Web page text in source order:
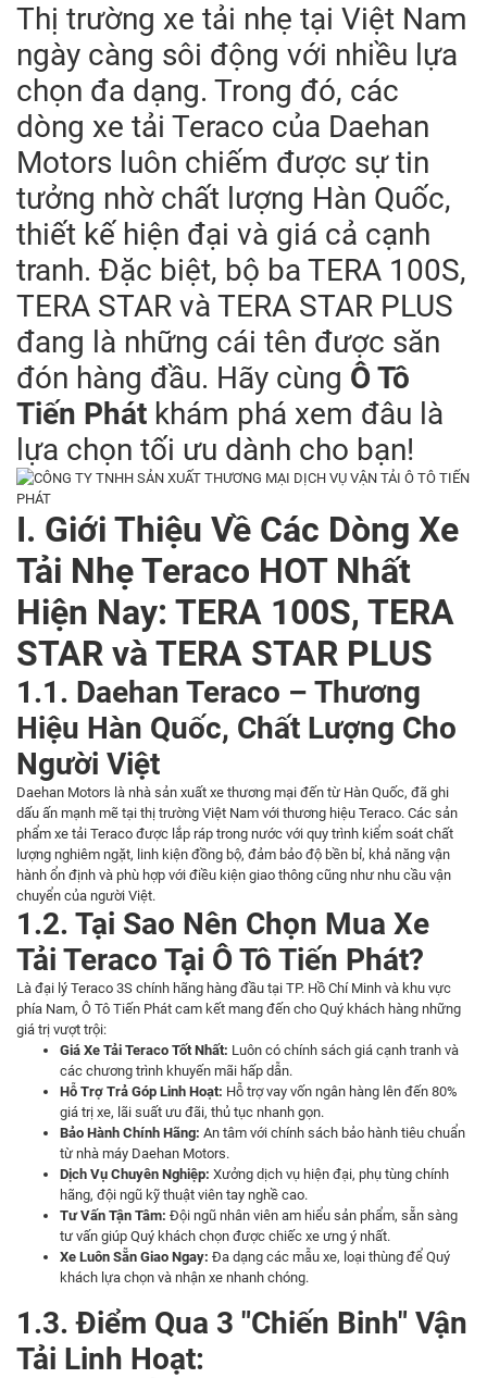
Thị trường xe tải nhẹ tại Việt Nam
ngày càng sôi động với nhiều lựa
chọn đa dạng. Trong đó, các
dòng xe tải Teraco của Daehan
Motors luôn chiếm được sự tin
tưởng nhờ chất lượng Hàn Quốc,
thiết kế hiện đại và giá cả cạnh
tranh. Đặc biệt, bộ ba TERA 100S,
TERA STAR và TERA STAR PLUS
đang là những cái tên được săn
đón hàng đầu. Hãy cùng Ô Tô
Tiến Phát khám phá xem đâu là
lựa chọn tối ưu dành cho bạn!
I. Giới Thiệu Về Các Dòng Xe
Tải Nhẹ Teraco HOT Nhất
Hiện Nay: TERA 100S, TERA
STAR và TERA STAR PLUS
1.1. Daehan Teraco – Thương
Hiệu Hàn Quốc, Chất Lượng Cho
Người Việt
Daehan Motors là nhà sản xuất xe thương mại đến từ Hàn Quốc, đã ghi
dấu ấn mạnh mẽ tại thị trường Việt Nam với thương hiệu Teraco. Các sản
phẩm xe tải Teraco được lắp ráp trong nước với quy trình kiểm soát chất
lượng nghiêm ngặt, linh kiện đồng bộ, đảm bảo độ bền bỉ, khả năng vận
hành ổn định và phù hợp với điều kiện giao thông cũng như nhu cầu vận
chuyển của người Việt.
1.2. Tại Sao Nên Chọn Mua Xe
Tải Teraco Tại Ô Tô Tiến Phát?
Là đại lý Teraco 3S chính hãng hàng đầu tại TP. Hồ Chí Minh và khu vực
phía Nam, Ô Tô Tiến Phát cam kết mang đến cho Quý khách hàng những
giá trị vượt trội:
Giá Xe Tải Teraco Tốt Nhất: Luôn có chính sách giá cạnh tranh và
các chương trình khuyến mãi hấp dẫn.
Hỗ Trợ Trả Góp Linh Hoạt: Hỗ trợ vay vốn ngân hàng lên đến 80%
giá trị xe, lãi suất ưu đãi, thủ tục nhanh gọn.
Bảo Hành Chính Hãng: An tâm với chính sách bảo hành tiêu chuẩn
từ nhà máy Daehan Motors.
Dịch Vụ Chuyên Nghiệp: Xưởng dịch vụ hiện đại, phụ tùng chính
hãng, đội ngũ kỹ thuật viên tay nghề cao.
Tư Vấn Tận Tâm: Đội ngũ nhân viên am hiểu sản phẩm, sẵn sàng
tư vấn giúp Quý khách chọn được chiếc xe ưng ý nhất.
Xe Luôn Sẵn Giao Ngay: Đa dạng các mẫu xe, loại thùng để Quý
khách lựa chọn và nhận xe nhanh chóng.
1.3. Điểm Qua 3 "Chiến Binh" Vận
Tải Linh Hoạt: